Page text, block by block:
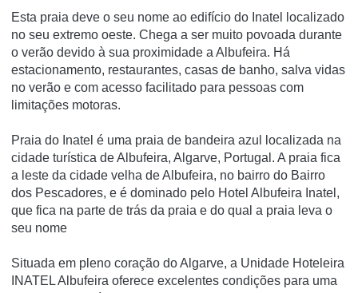
Esta praia deve o seu nome ao edifício do Inatel localizado
no seu extremo oeste. Chega a ser muito povoada durante
o verão devido à sua proximidade a Albufeira. Há
estacionamento, restaurantes, casas de banho, salva vidas
no verão e com acesso facilitado para pessoas com
limitações motoras.
Praia do Inatel é uma praia de bandeira azul localizada na
cidade turística de Albufeira, Algarve, Portugal. A praia fica
a leste da cidade velha de Albufeira, no bairro do Bairro
dos Pescadores, e é dominado pelo Hotel Albufeira Inatel,
que fica na parte de trás da praia e do qual a praia leva o
seu nome
Situada em pleno coração do Algarve, a Unidade Hoteleira
INATEL Albufeira oferece excelentes condições para uma